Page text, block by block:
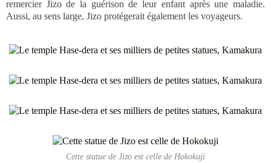
remercier Jizo de la guérison de leur enfant après une maladie.
Aussi, au sens large, Jizo protégerait également les voyageurs.
Cette statue de Jizo est celle de Hokokuji